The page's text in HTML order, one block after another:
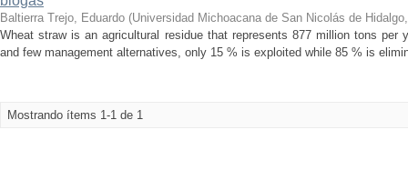
Baltierra Trejo, Eduardo (Universidad Michoacana de San Nicolás de Hidalgo
Wheat straw is an agricultural residue that represents 877 million tons per
and few management alternatives, only 15 % is exploited while 85 % is
Mostrando ítems 1-1 de 1